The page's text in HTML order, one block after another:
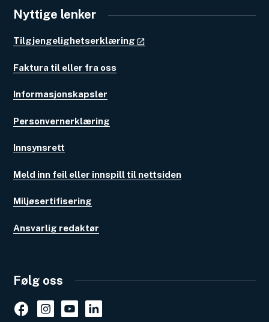
Nyttige lenker
Tilgjengelighetserklæring
Faktura til eller fra oss
Informasjonskapsler
Personvernerklæring
Innsynsrett
Meld inn feil eller innspill til nettsiden
Miljøsertifisering
Ansvarlig redaktør
Følg oss
FacebookInstagramYoutubeLinkedin